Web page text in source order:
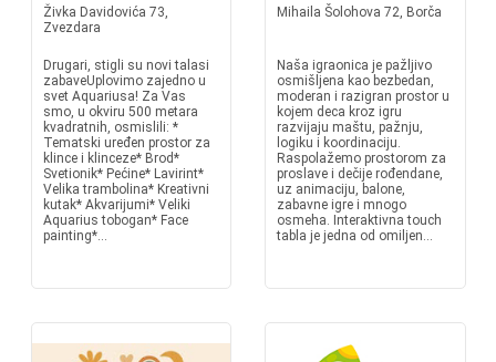
Živka Davidovića 73,
Zvezdara
Drugari, stigli su novi talasi
zabaveUplovimo zajedno u
svet Aquariusa! Za Vas
smo, u okviru 500 metara
kvadratnih, osmislili: *
Tematski uređen prostor za
klince i klinceze* Brod*
Svetionik* Pećine* Lavirint*
Velika trambolina* Kreativni
kutak* Akvarijumi* Veliki
Aquarius tobogan* Face
painting*...
Mihaila Šolohova 72, Borča
Naša igraonica je pažljivo
osmišljena kao bezbedan,
moderan i razigran prostor u
kojem deca kroz igru
razvijaju maštu, pažnju,
logiku i koordinaciju.
Raspolažemo prostorom za
proslave i dečije rođendane,
uz animaciju, balone,
zabavne igre i mnogo
osmeha. Interaktivna touch
tabla je jedna od omiljen...